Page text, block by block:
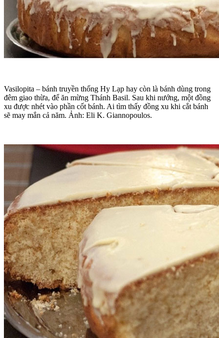
Vasilopita – bánh truyền thống Hy Lạp hay còn là bánh dùng trong
đêm giao thừa, để ăn mừng Thánh Basil. Sau khi nướng, một đồng
xu được nhét vào phần cốt bánh. Ai tìm thấy đồng xu khi cắt bánh
sẽ may mắn cả năm. Ảnh: Eli K. Giannopoulos.